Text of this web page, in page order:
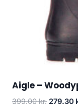
Aigle –
399.00kr. Den
279.30